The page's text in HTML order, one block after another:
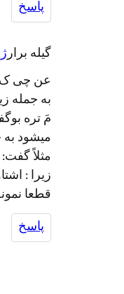
پاسخ
گیله برار
عن چی ک
به جمله
مَ تره
میشود به
مثلاً
زیرا :
قطعا
پاسخ